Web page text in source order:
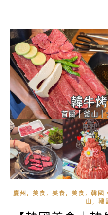
慶州 , 美食, 美食, 美食, 韓國
山, 韓